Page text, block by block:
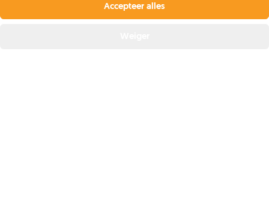
Accepteer alles
rente bij Krediet.nl